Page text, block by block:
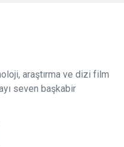
araştırma ve dizi film
seven başkabir